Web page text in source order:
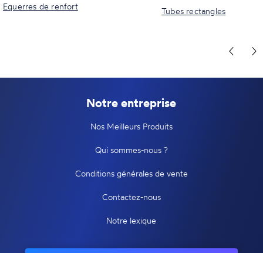
Equerres de renfort
Tubes rectangles
Notre entreprise
Nos Meilleurs Produits
Qui sommes-nous ?
Conditions générales de vente
Contactez-nous
Notre lexique